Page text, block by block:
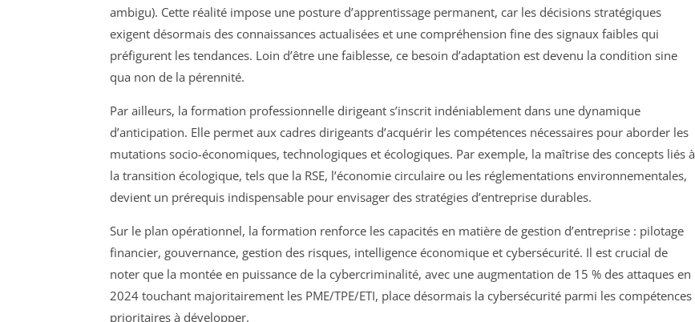
ambigu). Cette réalité impose une posture d’apprentissage permanent, car les décisions stratégiques
exigent désormais des connaissances actualisées et une compréhension fine des signaux faibles qui
préfigurent les tendances. Loin d’être une faiblesse, ce besoin d’adaptation est devenu la condition sine
qua non de la pérennité.
Par ailleurs, la formation professionnelle dirigeant s’inscrit indéniablement dans une dynamique
d’anticipation. Elle permet aux cadres dirigeants d’acquérir les compétences nécessaires pour aborder les
mutations socio-économiques, technologiques et écologiques. Par exemple, la maîtrise des concepts liés à
la transition écologique, tels que la RSE, l’économie circulaire ou les réglementations environnementales,
devient un prérequis indispensable pour envisager des stratégies d’entreprise durables.
Sur le plan opérationnel, la formation renforce les capacités en matière de gestion d’entreprise : pilotage
financier, gouvernance, gestion des risques, intelligence économique et cybersécurité. Il est crucial de
noter que la montée en puissance de la cybercriminalité, avec une augmentation de 15 % des attaques en
2024 touchant majoritairement les PME/TPE/ETI, place désormais la cybersécurité parmi les compétences
prioritaires à développer.